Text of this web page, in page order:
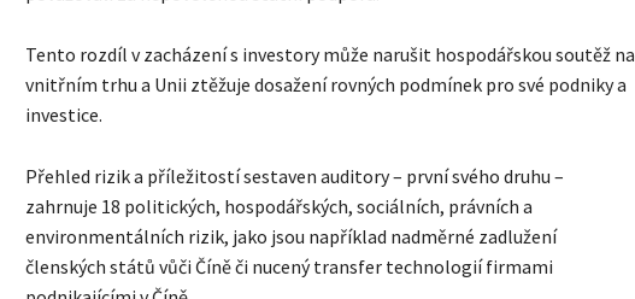
Tento rozdíl v zacházení s investory může narušit hospodářskou soutěž na
vnitřním trhu a Unii ztěžuje dosažení rovných podmínek pro své podniky a
investice.
Přehled rizik a příležitostí sestaven auditory – první svého druhu –
zahrnuje 18 politických, hospodářských, sociálních, právních a
environmentálních rizik, jako jsou například nadměrné zadlužení
členských států vůči Číně či nucený transfer technologií firmami